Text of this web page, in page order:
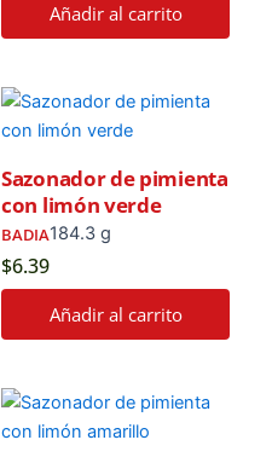
Añadir al carrito
Sazonador de pimienta
con limón verde
BADIA184.3 g
$6.39
Añadir al carrito